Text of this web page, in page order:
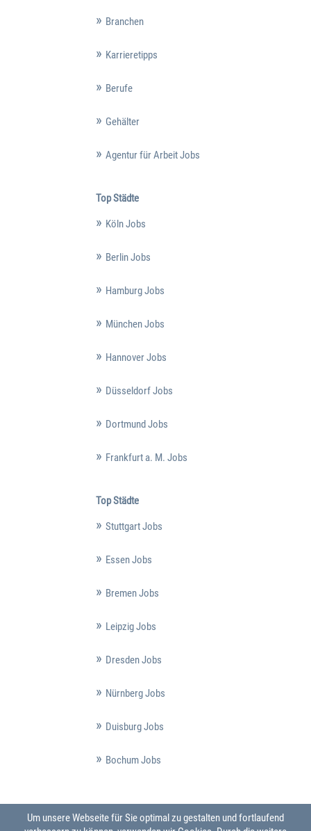
Branchen
Karrieretipps
Berufe
Gehälter
Agentur für Arbeit Jobs
Top Städte
Köln Jobs
Berlin Jobs
Hamburg Jobs
München Jobs
Hannover Jobs
Düsseldorf Jobs
Dortmund Jobs
Frankfurt a. M. Jobs
Top Städte
Stuttgart Jobs
Essen Jobs
Bremen Jobs
Leipzig Jobs
Dresden Jobs
Nürnberg Jobs
Duisburg Jobs
Bochum Jobs
Um unsere Webseite für Sie optimal zu gestalten und fortlaufend